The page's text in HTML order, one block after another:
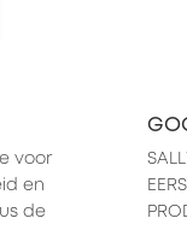
voor
en
de